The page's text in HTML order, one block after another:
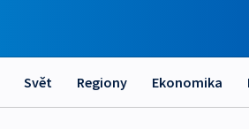
Svět Regiony Ekonomika